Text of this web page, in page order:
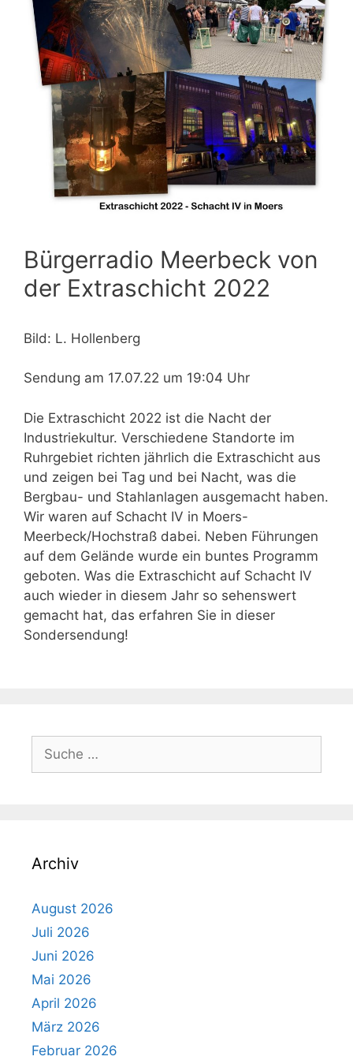
Bürgerradio Meerbeck von
der Extraschicht 2022
Bild: L. Hollenberg
Sendung am 17.07.22 um 19:04 Uhr
Die Extraschicht 2022 ist die Nacht der
Industriekultur. Verschiedene Standorte im
Ruhrgebiet richten jährlich die Extraschicht aus
und zeigen bei Tag und bei Nacht, was die
Bergbau- und Stahlanlagen ausgemacht haben.
Wir waren auf Schacht IV in Moers-
Meerbeck/Hochstraß dabei. Neben Führungen
auf dem Gelände wurde ein buntes Programm
geboten. Was die Extraschicht auf Schacht IV
auch wieder in diesem Jahr so sehenswert
gemacht hat, das erfahren Sie in dieser
Sondersendung!
Suche
nach:
Archiv
August 2026
Juli 2026
Juni 2026
Mai 2026
April 2026
März 2026
Februar 2026